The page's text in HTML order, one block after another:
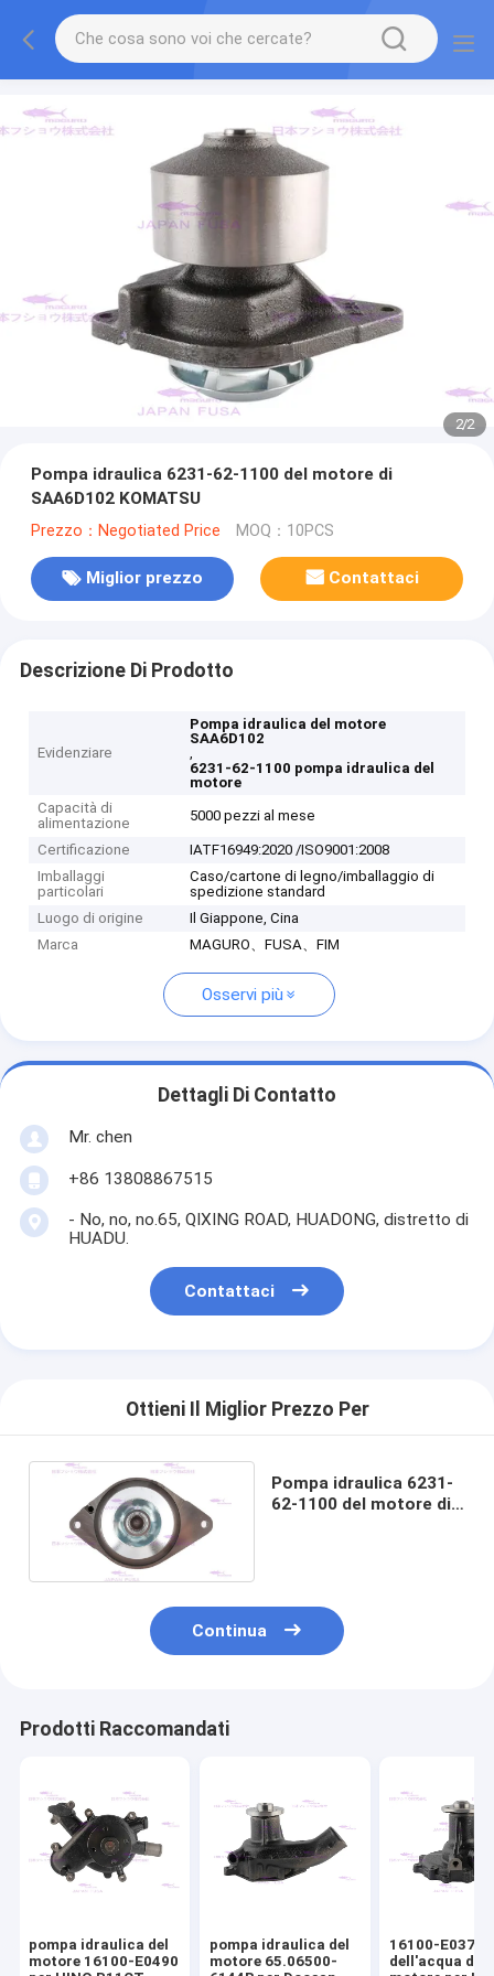
2/2
Pompa idraulica 6231-62-1100 del motore di
SAA6D102 KOMATSU
Prezzo：Negotiated Price MOQ：10PCS
Miglior prezzo Contattaci
Descrizione Di Prodotto
Evidenziare
Pompa idraulica del motore
SAA6D102
,
6231-62-1100 pompa idraulica del
motore
Capacità di
alimentazione
5000 pezzi al mese
Certificazione
IATF16949:2020 /ISO9001:2008
Imballaggi
particolari
Caso/cartone di legno/imballaggio di
spedizione standard
Luogo di origine
Il Giappone, Cina
Marca
MAGURO、FUSA、FIM
Osservi più
Dettagli Di Contatto
Mr. chen
+86 13808867515
- No, no, no.65, QIXING ROAD, HUADONG, distretto di
HUADU.
Contattaci
Ottieni Il Miglior Prezzo Per
Pompa idraulica 6231-
62-1100 del motore di
Continua
Prodotti Raccomandati
pompa idraulica del
motore 16100-E0490
pompa idraulica del
motore 65.06500-
16100-E0372
dell'acqua del